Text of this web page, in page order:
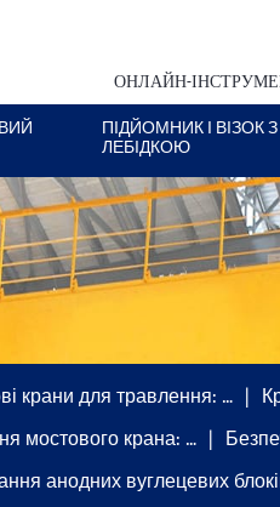
ОНЛАЙН-
ПІДЙОМНИК І ВІЗОК З
ЛЕБІДКОЮ
крани для травлення: …
мостового крана: …
анодних вуглецевих